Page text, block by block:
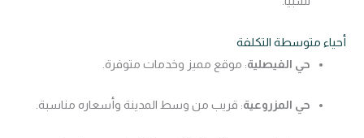
أحياء متوسطة التكلفة
حي الفيصلية: موقع مميز وخدمات متوفرة.
حي المزروعية: قريب من وسط المدينة وأسعاره مناسبة.